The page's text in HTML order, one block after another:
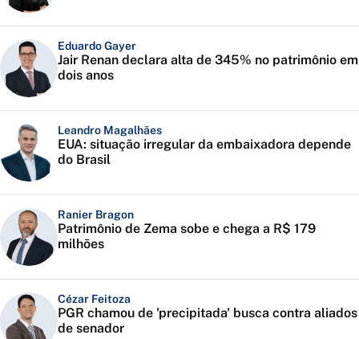
Eduardo Gayer
Jair Renan declara alta de 345% no patrimônio em
dois anos
Leandro Magalhães
EUA: situação irregular da embaixadora depende
do Brasil
Ranier Bragon
Patrimônio de Zema sobe e chega a R$ 179
milhões
Cézar Feitoza
PGR chamou de 'precipitada' busca contra aliados
de senador